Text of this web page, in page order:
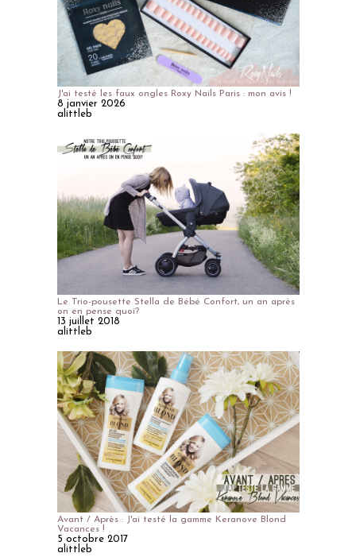
J'ai testé les faux ongles Roxy Nails Paris : mon avis !
8 janvier 2026
alittleb
Le Trio-pousette Stella de Bébé Confort, un an après
on en pense quoi?
13 juillet 2018
alittleb
Avant / Après : J'ai testé la gamme Keranove Blond
Vacances !
5 octobre 2017
alittleb